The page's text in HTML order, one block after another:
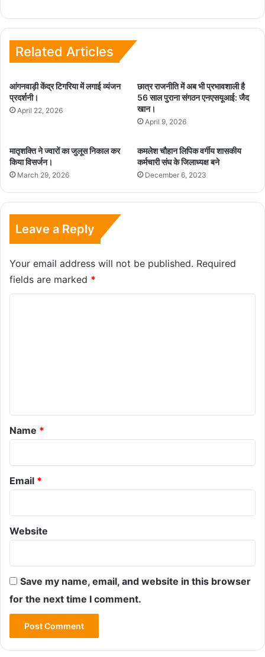
Related Articles
आंगनवाड़ी केंद्र टिगरिया में लगाई व्यंजन
प्रदर्शनी।
April 22, 2026
छात्र राजनीति में अब भी प्रभावशाली है
56 साल पुराना संगठन एनएसयूआई: जैद
खान।
April 9, 2026
मातृशक्ति ने ज्वारों का जुलूस निकाल कर
किया विसर्जन।
March 29, 2026
कमलेश चौहान लिपिक वर्गीय शासकीय
कर्मचारी संघ के जिलाध्यक्ष बने
December 6, 2023
Leave a Reply
Your email address will not be published. Required
fields are marked *
*
Name *
Email *
Website
Save my name, email, and website in this browser
for the next time I comment.